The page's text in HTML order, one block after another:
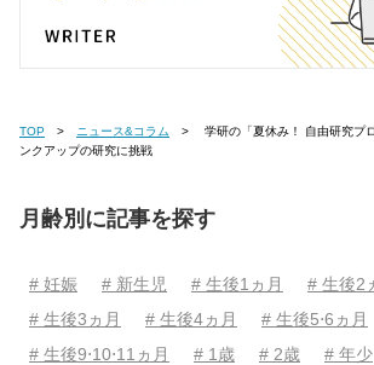
TOP ニュース&コラム
ンクアップの研究に挑戦
月齢別に記事を探す
# 妊娠 # 新生児 # 生後1ヵ月
# 生後2
# 生後3ヵ月
# 生後4ヵ月 # 生後5⋅6ヵ月
# 生後9⋅10⋅11ヵ月
# 1歳 # 2歳 # 年少